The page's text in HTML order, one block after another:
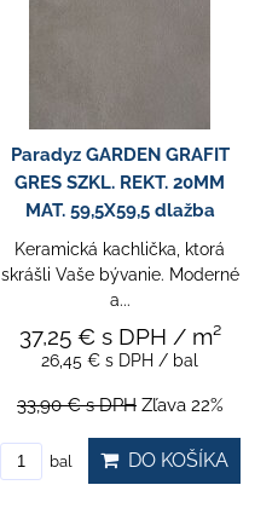
Paradyz GARDEN GRAFIT
GRES SZKL. REKT. 20MM
MAT. 59,5X59,5 dlažba
Keramická kachlička, ktorá
skrášli Vaše bývanie. Moderné
a...
37,25 € s DPH / m²
26,45 € s DPH / bal
33,90 €s DPH Zľava 22%
bal DO KOŠÍKA